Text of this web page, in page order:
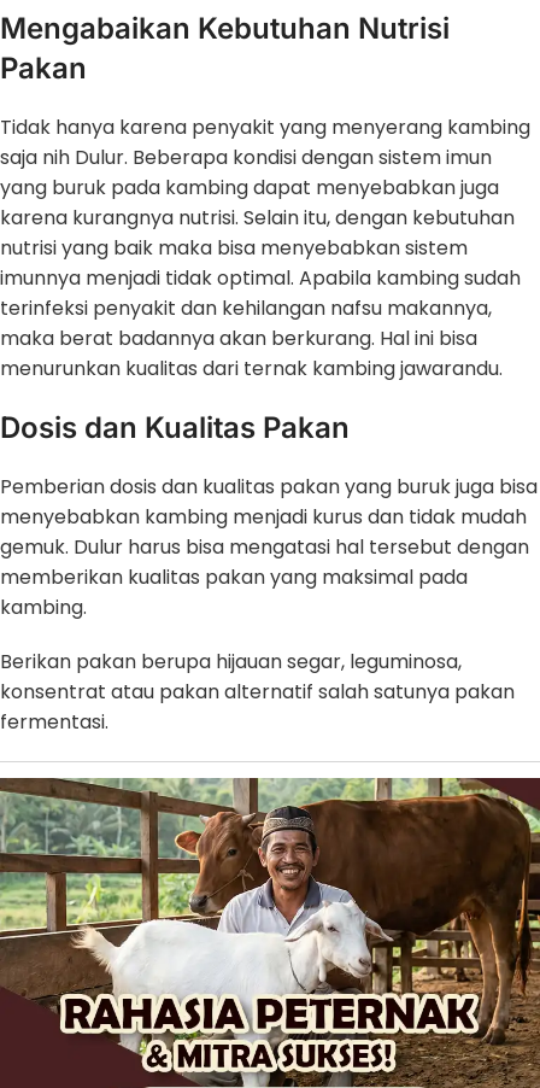
Mengabaikan Kebutuhan Nutrisi
Pakan
Tidak hanya karena penyakit yang menyerang kambing
saja nih Dulur. Beberapa kondisi dengan sistem imun
yang buruk pada kambing dapat menyebabkan juga
karena kurangnya nutrisi. Selain itu, dengan kebutuhan
nutrisi yang baik maka bisa menyebabkan sistem
imunnya menjadi tidak optimal. Apabila kambing sudah
terinfeksi penyakit dan kehilangan nafsu makannya,
maka berat badannya akan berkurang. Hal ini bisa
menurunkan kualitas dari ternak kambing jawarandu.
Dosis dan Kualitas Pakan
Pemberian dosis dan kualitas pakan yang buruk juga bisa
menyebabkan kambing menjadi kurus dan tidak mudah
gemuk. Dulur harus bisa mengatasi hal tersebut dengan
memberikan kualitas pakan yang maksimal pada
kambing.
Berikan pakan berupa hijauan segar, leguminosa,
konsentrat atau pakan alternatif salah satunya pakan
fermentasi.